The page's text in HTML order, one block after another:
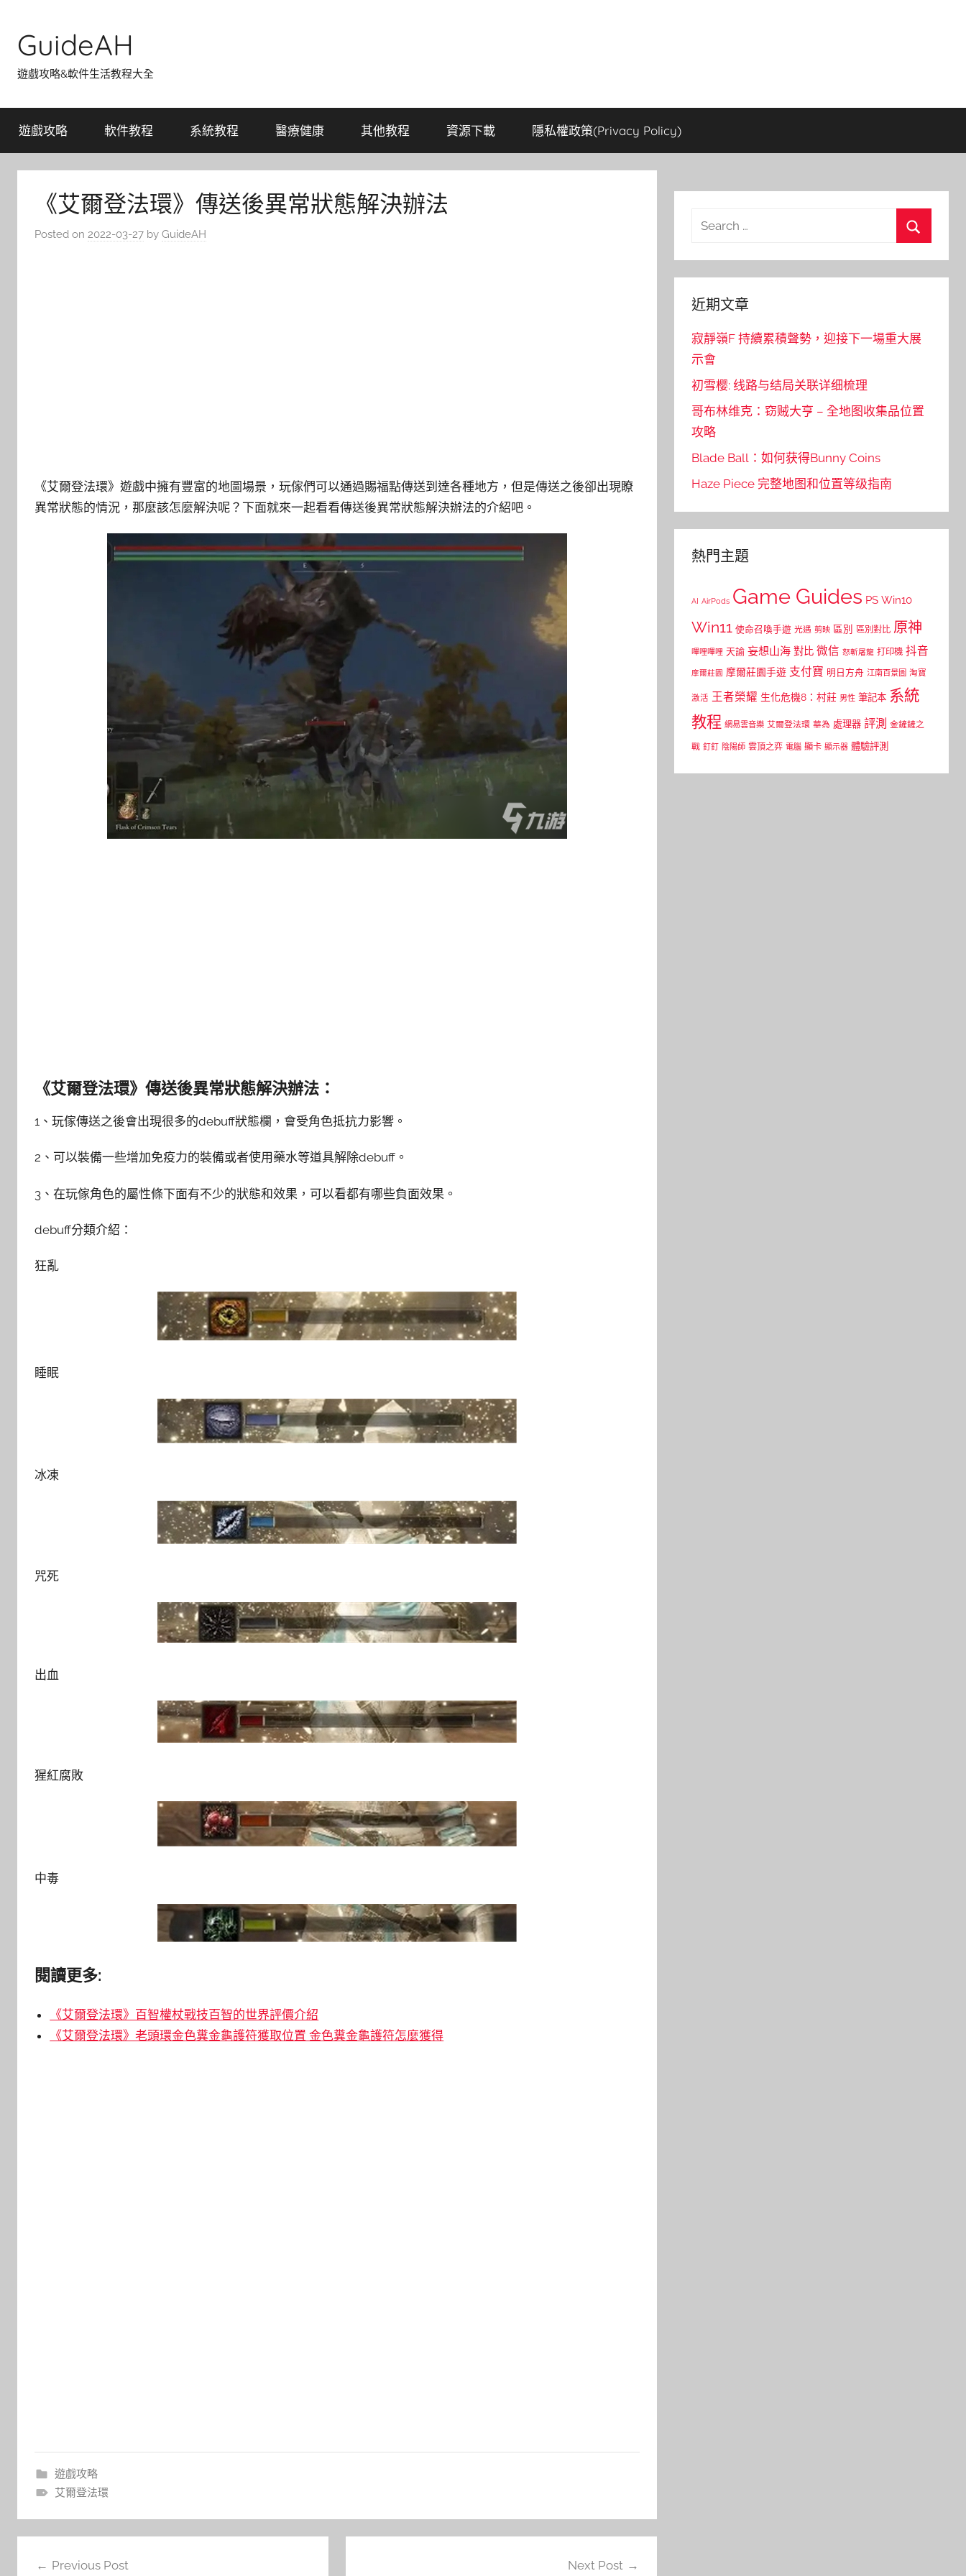
content
GuideAH
遊戲攻略&軟件生活教程大全
遊戲攻略 軟件教程 系統教程 醫療健康 其他教程 資源下載 隱私權政策(Privacy Policy)
《艾爾登法環》傳送後異常狀態解決辦法
Posted on 2022-03-27 by GuideAH
《艾爾登法環》遊戲中擁有豐富的地圖場景，玩傢們可以通過賜福點傳送到達各種地方，但是傳送之後卻出現瞭
異常狀態的情況，那麼該怎麼解決呢？下面就來一起看看傳送後異常狀態解決辦法的介紹吧。
《艾爾登法環》傳送後異常狀態解決辦法：
1、玩傢傳送之後會出現很多的debuff狀態欄，會受角色抵抗力影響。
2、可以裝備一些增加免疫力的裝備或者使用藥水等道具解除debuff。
3、在玩傢角色的屬性條下面有不少的狀態和效果，可以看都有哪些負面效果。
debuff分類介紹：
狂亂
睡眠
冰凍
咒死
出血
猩紅腐敗
中毒
閱讀更多:
《艾爾登法環》百智權杖戰技百智的世界評價介紹
《艾爾登法環》老頭環金色糞金龜護符獲取位置 金色糞金龜護符怎麼獲得
遊戲攻略
艾爾登法環
Previous Post Next Post
Search
近期文章
寂靜嶺F 持續累積聲勢，迎接下一場重大展
示會
初雪樱: 线路与结局关联详细梳理
哥布林维克：窃贼大亨 – 全地图收集品位置
攻略
Blade Ball：如何获得Bunny Coins
Haze Piece 完整地图和位置等级指南
熱門主題
AI AirPods Game Guides PS Win10
Win11 使命召喚手遊 光遇 剪映 區別 區別對比 原神
嗶哩嗶哩 天諭 妄想山海 對比 微信 怒斬屠龍 打印機 抖音
摩爾莊園 摩爾莊園手遊 支付寶 明日方舟 江南百景圖 淘寶
激活 王者榮耀 生化危機8：村莊 男性 筆記本 系統
教程 網易雲音樂 艾爾登法環 華為 處理器 評測 金鏟鏟之
戰 釘釘 陰陽師 雲頂之弈 電腦 顯卡 顯示器 體驗評測